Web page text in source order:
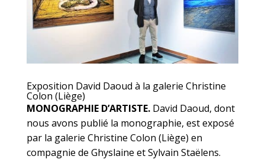
Exposition David Daoud à la galerie Christine
Colon (Liège)
MONOGRAPHIE D’ARTISTE. David Daoud, dont
nous avons publié la monographie, est exposé
par la galerie Christine Colon (Liège) en
compagnie de Ghyslaine et Sylvain Staëlens.